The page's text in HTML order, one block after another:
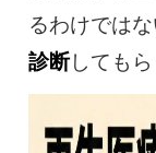
るわけではな
診断してもら